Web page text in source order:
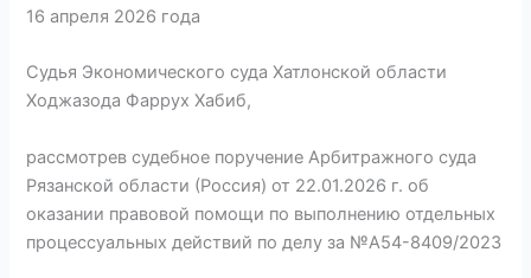
16 апреля 2026 года
Судья Экономического суда Хатлонской области
Ходжазода Фаррух Хабиб,
рассмотрев судебное поручение Арбитражного суда
Рязанской области (Россия) от 22.01.2026 г. об
оказании правовой помощи по выполнению отдельных
процессуальных действий по делу за №А54-8409/2023